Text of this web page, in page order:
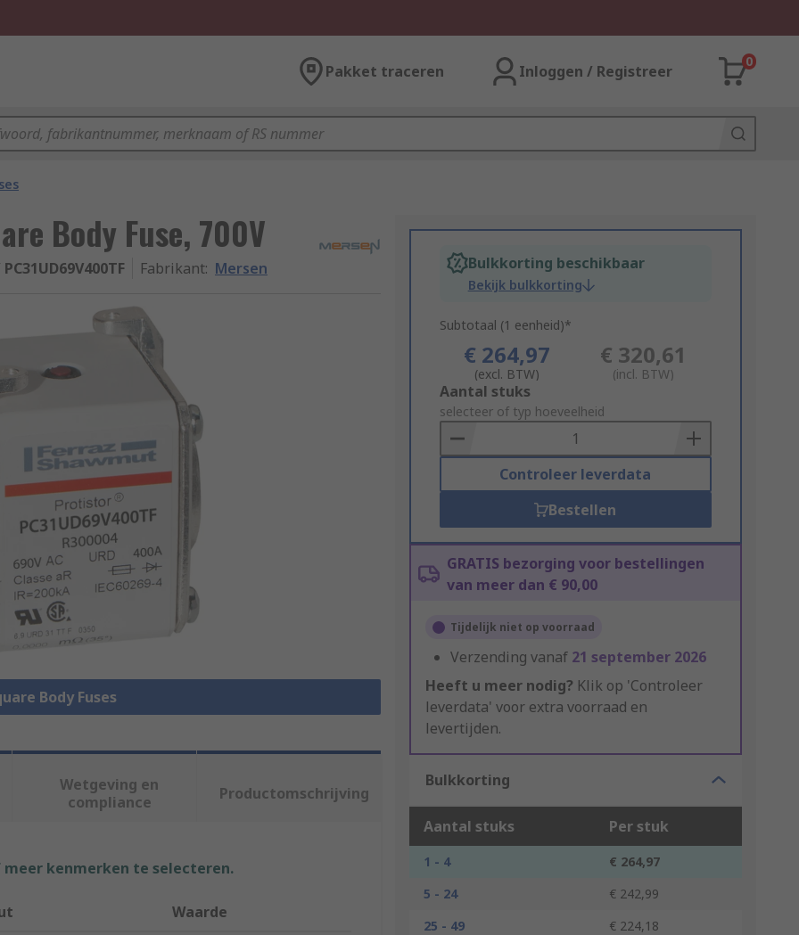
Pakket traceren Inloggen / Registreer
0
Body Fuse, 700V
Fabrikant: Mersen
Body Fuses
Bulkkorting beschikbaar
Bekijk bulkkorting
Subtotaal (1 eenheid)*
€ 264,97
(excl. BTW)
€ 320,61
(incl. BTW)
Add
to
Basket
Aantal stuks
selecteer of typ hoeveelheid
Controleer leverdata
Bestellen
GRATIS bezorging voor bestellingen
van meer dan € 90,00
Tijdelijk niet op voorraad
Verzending vanaf 21 september 2026
Heeft u meer nodig? Klik op 'Controleer
leverdata' voor extra voorraad en
levertijden.
Bulkkorting
Aantal stuks Per stuk
1 - 4
€ 264,97
5 - 24
€ 242,99
25 - 49
€ 224,18
Wetgeving en
compliance
Productomschrijving
kenmerken te selecteren.
Waarde